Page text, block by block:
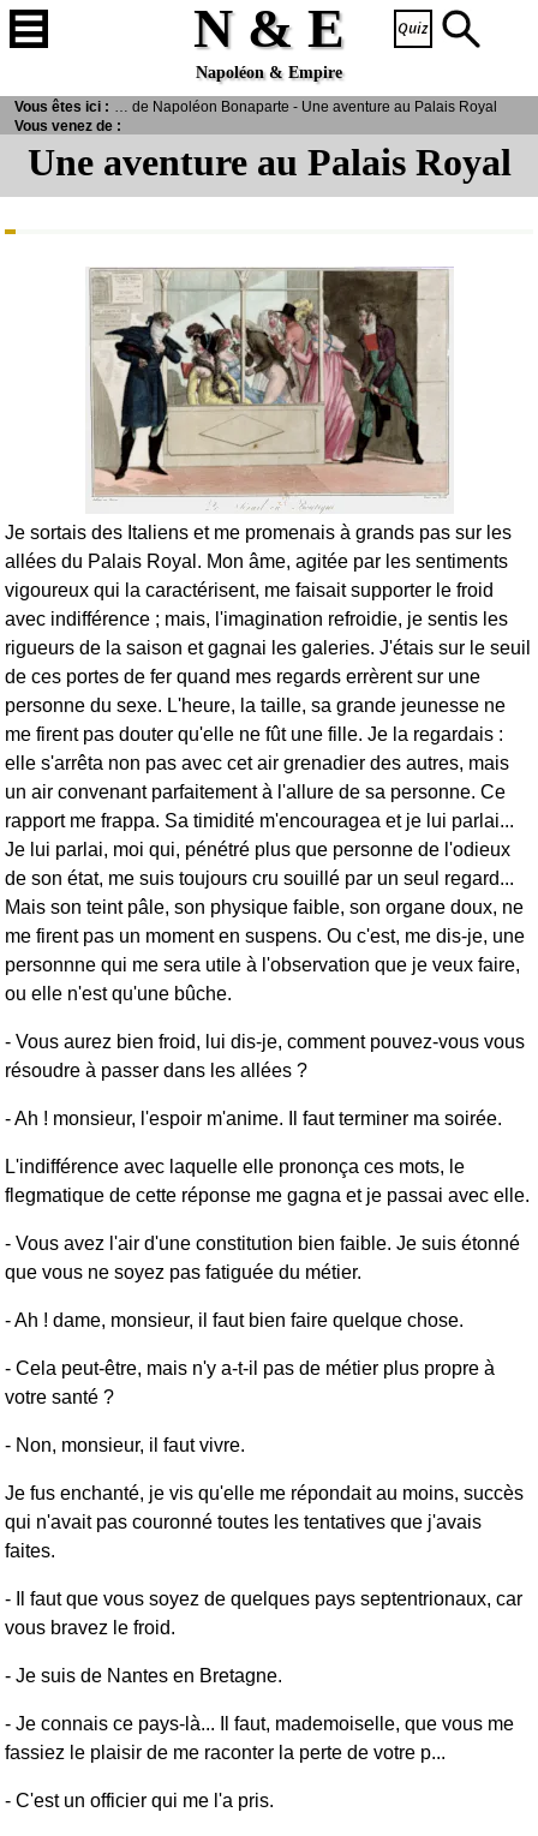
N & E
Napoléon & Empire
Une aventure au Palais Royal
Je sortais des Italiens et me promenais à grands pas sur les
allées du Palais Royal. Mon âme, agitée par les sentiments
vigoureux qui la caractérisent, me faisait supporter le froid
avec indifférence ; mais, l'imagination refroidie, je sentis les
rigueurs de la saison et gagnai les galeries. J'étais sur le seuil
de ces portes de fer quand mes regards errèrent sur une
personne du sexe. L'heure, la taille, sa grande jeunesse ne
me firent pas douter qu'elle ne fût une fille. Je la regardais :
elle s'arrêta non pas avec cet air grenadier des autres, mais
un air convenant parfaitement à l'allure de sa personne. Ce
rapport me frappa. Sa timidité m'encouragea et je lui parlai...
Je lui parlai, moi qui, pénétré plus que personne de l'odieux
de son état, me suis toujours cru souillé par un seul regard...
Mais son teint pâle, son physique faible, son organe doux, ne
me firent pas un moment en suspens. Ou c'est, me dis-je, une
personnne qui me sera utile à l'observation que je veux faire,
ou elle n'est qu'une bûche.
- Vous aurez bien froid, lui dis-je, comment pouvez-vous vous
résoudre à passer dans les allées ?
- Ah ! monsieur, l'espoir m'anime. Il faut terminer ma soirée.
L'indifférence avec laquelle elle prononça ces mots, le
flegmatique de cette réponse me gagna et je passai avec elle.
- Vous avez l'air d'une constitution bien faible. Je suis étonné
que vous ne soyez pas fatiguée du métier.
- Ah ! dame, monsieur, il faut bien faire quelque chose.
- Cela peut-être, mais n'y a-t-il pas de métier plus propre à
votre santé ?
- Non, monsieur, il faut vivre.
Je fus enchanté, je vis qu'elle me répondait au moins, succès
qui n'avait pas couronné toutes les tentatives que j'avais
faites.
- Il faut que vous soyez de quelques pays septentrionaux, car
vous bravez le froid.
- Je suis de Nantes en Bretagne.
- Je connais ce pays-là... Il faut, mademoiselle, que vous me
fassiez le plaisir de me raconter la perte de votre p...
- C'est un officier qui me l'a pris.
Vous êtes ici :
> Oeuvres littéraires de Napoléon Bonaparte - Une aventure au Palais Royal
Vous venez de :